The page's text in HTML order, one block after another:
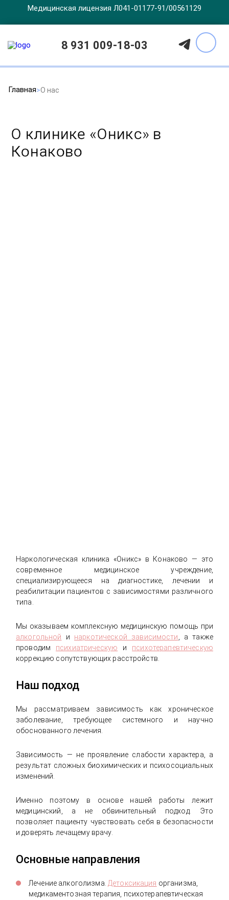
Медицинская лицензия Л041-01177-91/00561129
8 931 009-18-03
Главная О нас
О клинике «Оникс» в
Конаково
Наркологическая клиника «Оникс» в Конаково — это
современное медицинское учреждение,
специализирующееся на диагностике, лечении и
реабилитации пациентов с зависимостями различного
типа.
Мы оказываем комплексную медицинскую помощь при
алкогольной и наркотической зависимости
, а также
проводим психиатрическую и психотерапевтическую
коррекцию сопутствующих расстройств.
Наш подход
Мы рассматриваем зависимость как хроническое
заболевание, требующее системного и научно
обоснованного лечения.
Зависимость — не проявление слабости характера, а
результат сложных биохимических и психосоциальных
изменений.
Именно поэтому в основе нашей работы лежит
медицинский, а не обвинительный подход. Это
позволяет пациенту чувствовать себя в безопасности
и доверять лечащему врачу.
Основные направления
Лечение алкоголизма. Детоксикация организма,
медикаментозная терапия, психотерапевтическая